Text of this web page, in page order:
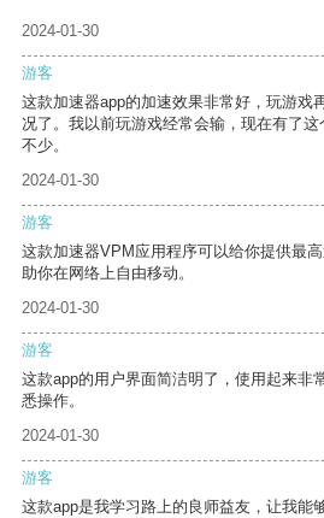
2024-01-30
游客
这款加速器app的加速效果非常好，玩游戏
况了。我以前玩游戏经常会输，现在有了
不少。
2024-01-30
游客
这款加速器VPM应用程序可以给你提供最
助你在网络上自由移动。
2024-01-30
游客
这款app的用户界面简洁明了，使用起来非
悉操作。
2024-01-30
游客
这款app是我学习路上的良师益友，让我能